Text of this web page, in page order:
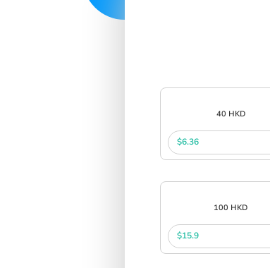
40 HKD
$6.36
100 HKD
$15.9